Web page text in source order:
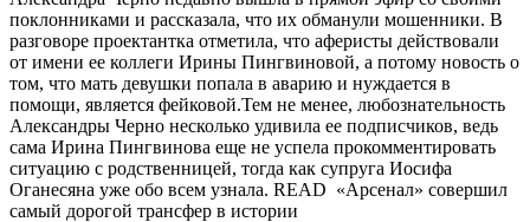
поклонниками и рассказала, что их обманули мошенники. В
разговоре проектантка отметила, что аферисты действовали
от имени ее коллеги Ирины Пингвиновой, а потому новость о
том, что мать девушки попала в аварию и нуждается в
помощи, является фейковой.Тем не менее, любознательность
Александры Черно несколько удивила ее подписчиков, ведь
сама Ирина Пингвинова еще не успела прокомментировать
ситуацию с родственницей, тогда как супруга Иосифа
Оганесяна уже обо всем узнала. READ «Арсенал» совершил
самый дорогой трансфер в истории